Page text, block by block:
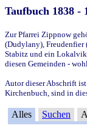
Taufbuch 1838
Zur Pfarrei Zippnow
(Dudylany), Freudenfier
Stabitz und ein
diesen Gemeinden -
Autor dieser Abschrift
Kirchenbuch, sind in
Alles Suchen